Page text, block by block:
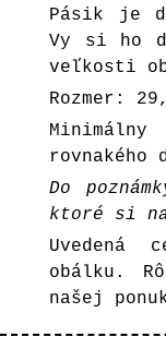
Pásik je
Vy si ho
veľkosti
Rozmer:
rovnakého
Do
ktoré si
obálku.
našej